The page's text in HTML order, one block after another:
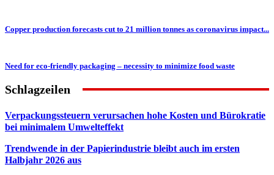
Copper production forecasts cut to 21 million tonnes as coronavirus impact...
Need for eco-friendly packaging – necessity to minimize food waste
Schlagzeilen
Verpackungssteuern verursachen hohe Kosten und Bürokratie
bei minimalem Umwelteffekt
Trendwende in der Papierindustrie bleibt auch im ersten
Halbjahr 2026 aus